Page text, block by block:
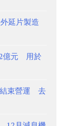
延片製造
億元 用於
結束營運 去